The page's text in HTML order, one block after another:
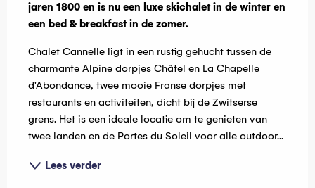
jaren 1800 en is nu een luxe skichalet in de winter en
een bed & breakfast in de zomer.
Chalet Cannelle ligt in een rustig gehucht tussen de
charmante Alpine dorpjes Châtel en La Chapelle
d'Abondance, twee mooie Franse dorpjes met
restaurants en activiteiten, dicht bij de Zwitserse
grens. Het is een ideale locatie om te genieten van
twee landen en de Portes du Soleil voor alle outdoor...
Lees verder